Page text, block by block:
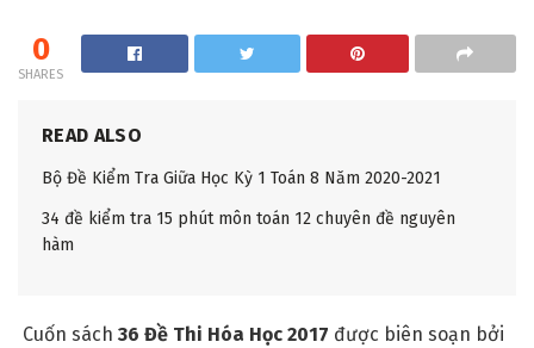
0
SHARES
READ ALSO
Bộ Đề Kiểm Tra Giữa Học Kỳ 1 Toán 8 Năm 2020-2021
34 đề kiểm tra 15 phút môn toán 12 chuyên đề nguyên
hàm
Cuốn sách 36 Đề Thi Hóa Học 2017 được biên soạn bởi